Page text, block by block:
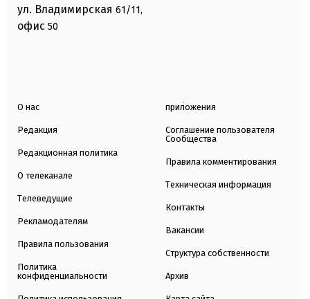
ул. Владимирская 61/11,
офис 50
О нас
Редакция
Редакционная политика
О телеканале
Телеведущие
Рекламодателям
Правила пользования
Политика
конфиденциальности
приложения
Соглашение пользователя
Сообщества
Правила комментирования
Техническая информация
Контакты
Вакансии
Структура собственности
Архив